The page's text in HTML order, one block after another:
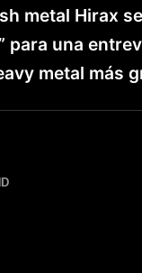
metal Hirax
para una
metal más